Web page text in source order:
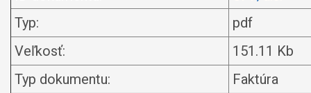
Typ:
pdf
Veľkosť:
151.11 Kb
Typ dokumentu:
Faktúra